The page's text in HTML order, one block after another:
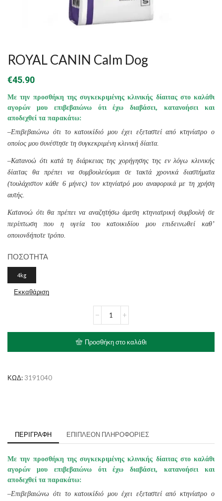
ROYAL CANIN Calm Dog
€45.90
Με την προσθήκη της συγκεκριμένης κλινικής δίαιτας στο καλάθι
αγορών μου επιβεβαιώνω ότι έχω διαβάσει, κατανοήσει και
αποδεχθεί τα παρακάτω:
–Επιβεβαιώνω ότι το κατοικίδιό μου έχει εξεταστεί από κτηνίατρο ο
οποίος μου συνέστησε τη συγκεκριμένη κλινική δίαιτα.
–Κατανοώ ότι κατά τη διάρκειας της χορήγησης της εν λόγω κλινικής
δίαιτας θα πρέπει να συμβουλεύομαι σε τακτά χρονικά διαστήματα
(τουλάχιστον κάθε 6 μήνες) τον κτηνίατρό μου αναφορικά με τη χρήση
αυτής.
Κατανοώ ότι θα πρέπει να αναζητήσω άμεση κτηνιατρική συμβουλή σε
περίπτωση που η υγεία του κατοικιδίου μου επιδεινωθεί καθ’
οποιονδήποτε τρόπο.
ΠΟΣΟΤΗΤΑ
4kg
Εκκαθάριση
CANIN
ποσότητα
Προσθήκη στο καλάθι
ΚΩΔ: 3191040
ΠΕΡΙΓΡΑΦΉ ΕΠΙΠΛΈΟΝ ΠΛΗΡΟΦΟΡΊΕΣ
Με την προσθήκη της συγκεκριμένης κλινικής δίαιτας στο καλάθι
αγορών μου επιβεβαιώνω ότι έχω διαβάσει, κατανοήσει και
αποδεχθεί τα παρακάτω:
–Επιβεβαιώνω ότι το κατοικίδιό μου έχει εξεταστεί από κτηνίατρο ο